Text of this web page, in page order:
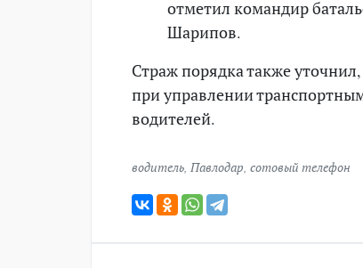
отметил командир
Шарипов.
Страж порядка также
при управлении
водителей.
водитель Павлодар сотовый телефон